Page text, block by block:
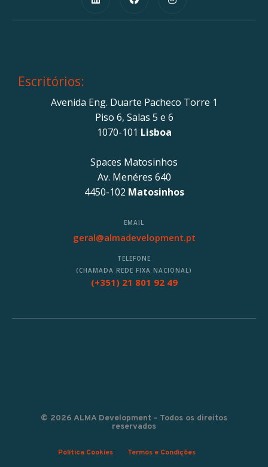
Escritórios:
Avenida Eng. Duarte Pacheco Torre 1
Piso 6, Salas 5 e 6
1070-101 Lisboa
Spaces Matosinhos
Av. Menéres 640
4450-102 Matosinhos
EMAIL
geral@almadevelopment.pt
TELEFONE
(CHAMADA REDE FIXA NACIONAL)
(+351) 21 801 92 49
© 2026 ALMA Development - Todos os direitos
reservados
Política Cookies
Termos e Condições